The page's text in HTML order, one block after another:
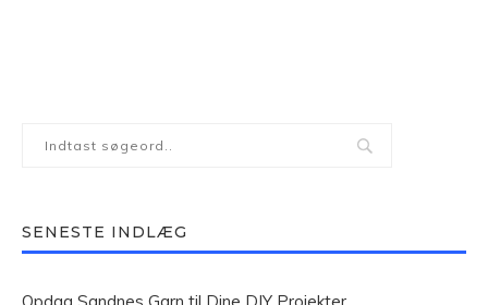
SENESTE INDLÆG
Opdag Sandnes Garn til Dine DIY Projekter